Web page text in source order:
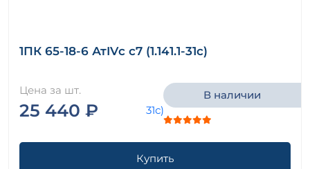
1ПК 65-18-6 АтIVс с7 (1.141.1-31с)
Цена за шт.
25 440 ₽
В наличии
Купить